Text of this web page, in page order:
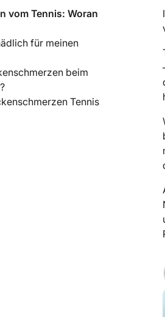
vom Tennis: Woran
für meinen
beim
Tennis